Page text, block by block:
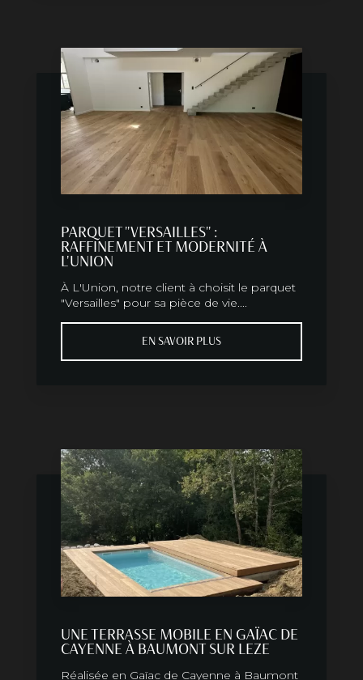
PARQUET "VERSAILLES" :
RAFFINEMENT ET MODERNITÉ À
L'UNION
À L'Union, notre client à choisit le parquet
"Versailles" pour sa pièce de vie....
EN SAVOIR PLUS
UNE TERRASSE MOBILE EN GAÏAC DE
CAYENNE À BAUMONT SUR LEZE
Réalisée en Gaïac de Cayenne à Baumont